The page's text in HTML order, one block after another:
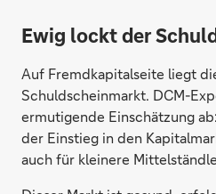
Ewig lockt der
Auf Fremdkapitalseite liegt
Schuldscheinmarkt. DCM-
ermutigende Einschätzung
der Einstieg in den
auch für kleinere